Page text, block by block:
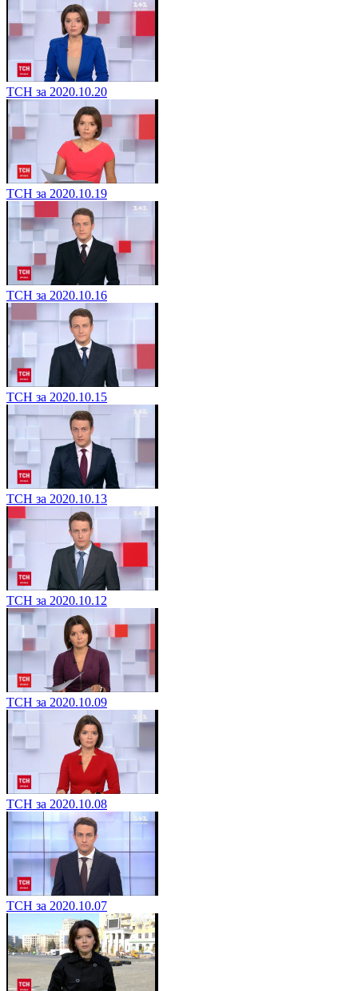
ТСН за 2020.10.20
ТСН за 2020.10.19
ТСН за 2020.10.16
ТСН за 2020.10.15
ТСН за 2020.10.13
ТСН за 2020.10.12
ТСН за 2020.10.09
ТСН за 2020.10.08
ТСН за 2020.10.07